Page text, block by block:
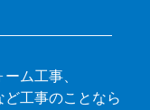
ム工事、
工事のことなら